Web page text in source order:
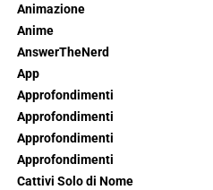
Animazione
Anime
AnswerTheNerd
App
Approfondimenti
Approfondimenti
Approfondimenti
Approfondimenti
Cattivi Solo di Nome